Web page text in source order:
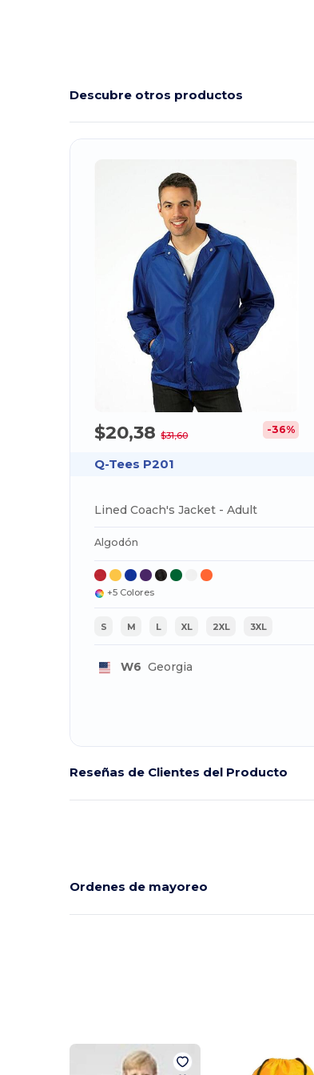
Descubre otros productos
$20,38$31,60 -36%
Q-Tees P201
Lined Coach's Jacket - Adult
Algodón
+5 Colores
S M L XL 2XL 3XL
W6 Georgia
Reseñas de Clientes del Producto
Ordenes de mayoreo